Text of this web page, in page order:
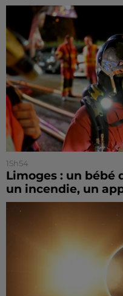
15h54
Limoges : un bébé
un incendie, un